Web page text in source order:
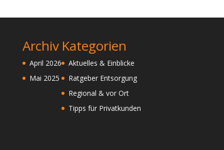
Archiv
April 2026
Mai 2025
Kategorien
Aktuelles & Einblicke
Ratgeber Entsorgung
Regional & vor Ort
Tipps für Privatkunden